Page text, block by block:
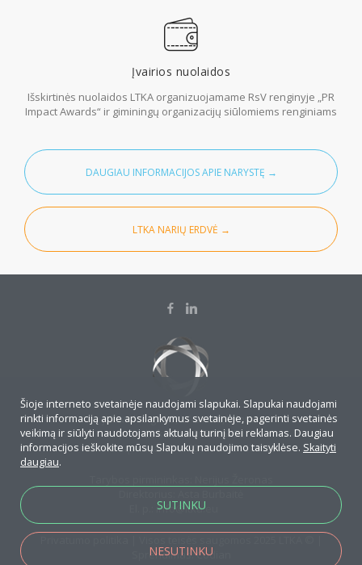
Įvairios nuolaidos
Išskirtinės nuolaidos LTKA organizuojamame RsV renginyje „PR
Impact Awards“ ir giminingų organizacijų siūlomiems renginiams
DAUGIAU INFORMACIJOSAPIE NARYSTĘ →
LTKA NARIŲ ERDVĖ →
J.Savickio g. 4-7, LT-01108, Vilnius
Įmonės kodas: 295706790
Banko sąskaita: LT467044060001474155
info@ltka.eu
Sprendimas:Codian
Šioje interneto svetainėje naudojami slapukai. Slapukai naudojami
rinkti informaciją apie apsilankymus svetainėje, pagerinti svetainės
veikimą ir siūlyti naudotojams aktualų turinį bei reklamas. Daugiau
informacijos ieškokite mūsų Slapukų naudojimo taisyklėse. Skaityti
daugiau.
SUTINKU
NESUTINKU